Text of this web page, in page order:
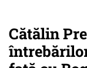
Cătălin